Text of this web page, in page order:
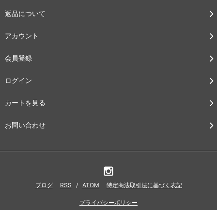
返品について
アカウント
会員登録
ログイン
カートを見る
お問い合わせ
ブログ RSS / ATOM 特定商法取引法に基づく表記
プライバシーポリシー